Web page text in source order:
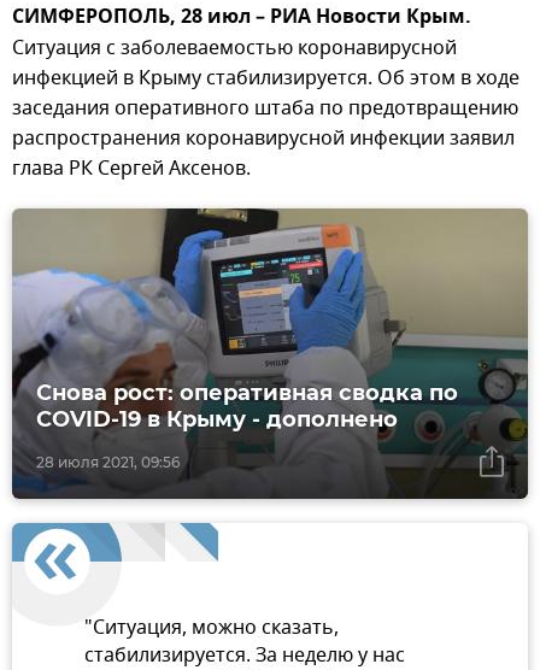
СИМФЕРОПОЛЬ, 28 июл – РИА Новости Крым.
Ситуация с заболеваемостью коронавирусной
инфекцией в Крыму стабилизируется. Об этом в ходе
заседания оперативного штаба по предотвращению
распространения коронавирусной инфекции заявил
глава РК Сергей Аксенов.
28 июля 2021, 09:56
Снова рост: оперативная сводка по
COVID-19 в Крыму - дополнено
"Ситуация, можно сказать,
стабилизируется. За неделю у нас